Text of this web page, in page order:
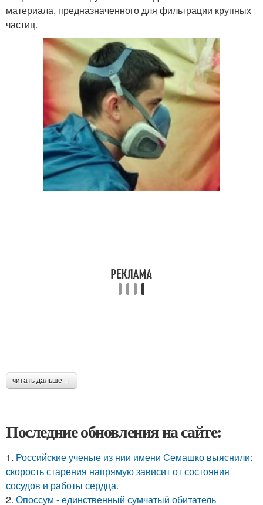
материала, предназначенного для фильтрации крупных
частиц.
читать дальше →
Последние обновления на сайте:
1. Российские ученые из нии имени Семашко выяснили:
скорость старения напрямую зависит от состояния
сосудов и работы сердца.
2. Опоссум - единственный сумчатый обитатель